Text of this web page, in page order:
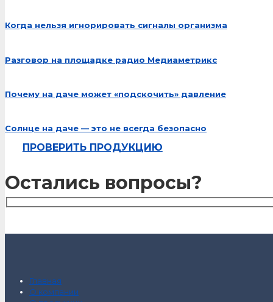
Когда нельзя игнорировать сигналы организма
Разговор на площадке радио Медиаметрикс
Почему на даче может «подскочить» давление
Солнце на даче — это не всегда безопасно
ПРОВЕРИТЬ ПРОДУКЦИЮ
Остались вопросы?
Главная
О компании